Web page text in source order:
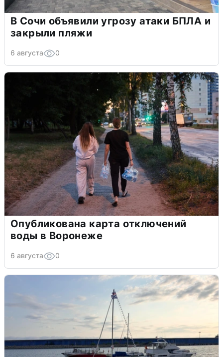
В Сочи объявили угрозу атаки БПЛА и
закрыли пляжи
6 августа 0
Опубликована карта отключений
воды в Воронеже
6 августа 0